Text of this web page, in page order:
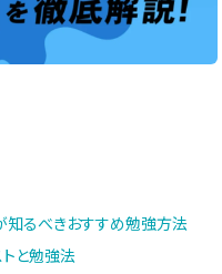
知るべきおすすめ勉強方法
と勉強法